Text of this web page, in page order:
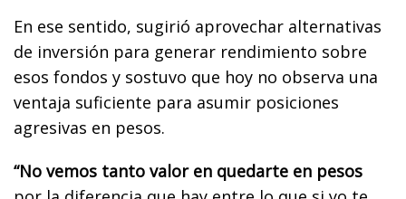
En ese sentido, sugirió aprovechar alternativas
de inversión para generar rendimiento sobre
esos fondos y sostuvo que hoy no observa una
ventaja suficiente para asumir posiciones
agresivas en pesos.
“No vemos tanto valor en quedarte en pesos